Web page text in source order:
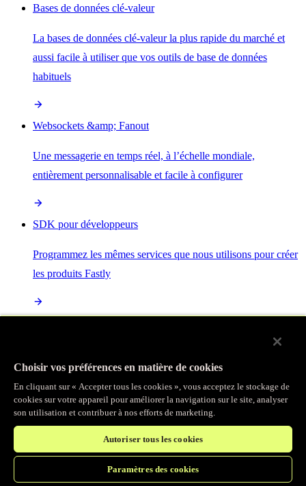
Bases de données clé-valeur
La bases de données clé-valeur la plus rapide du marché et
aussi facile à utiliser que vos outils de base de données
habituels
Websockets &amp; Fanout
Une messagerie en temps réel, à l’échelle mondiale,
entièrement personnalisable et facile à configurer
SDK pour développeurs
Programmez les mêmes services que nous utilisons pour créer
les produits Fastly
sur des normes ouvertes et intégrée à la suite complète de
produits Fastly
Accélérez vos charges de travail d’IA et gagnez en efficacité
Choisir vos préférences en matière de cookies
En cliquant sur « Accepter tous les cookies », vous acceptez le stockage de
cookies sur votre appareil pour améliorer la navigation sur le site, analyser
son utilisation et contribuer à nos efforts de marketing.
Autoriser tous les cookies
Paramètres des cookies